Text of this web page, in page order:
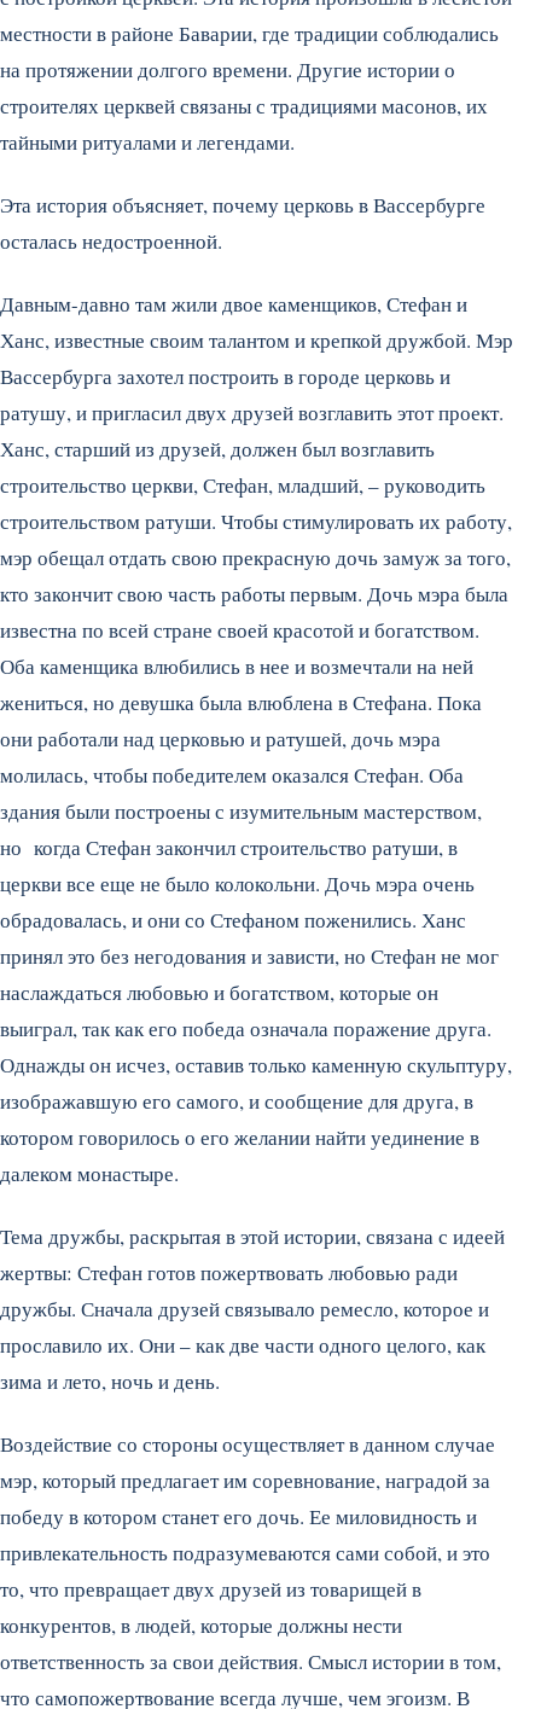
местности в районе Баварии, где традиции соблюдались
на протяжении долгого времени. Другие истории о
строителях церквей связаны с тради­циями масонов, их
тайными ритуала­ми и легендами.
Эта история объясняет, почему церковь в Вассербурге
осталась недостро­енной.
Давным-давно там жи­ли двое каменщиков, Стефан и
Ханс, известные своим талантом и крепкой дружбой. Мэр
Вассербурга захотел построить в го­роде церковь и
ратушу, и пригласил двух друзей возглавить этот проект.
Ханс, старший из друзей, должен был возглавить
строительство церкви, Стефан, младший, – руко­водить
строительством ратуши. Чтобы стимулировать их работу,
мэр обещал отдать свою прекрасную дочь замуж за того,
кто за­кончит свою часть работы первым. Дочь мэра была
известна по всей стране своей красотой и богатством.
Оба каменщи­ка влюбились в нее и воз­мечтали на ней
жениться, но девушка была влюблена в Стефана. Пока
они работали над церковью и ратушей, дочь мэра
молилась, чтобы по­бедителем оказался Стефан. Оба
здания были по­строены с изумительным мастерством,
но когда Сте­фан закончил строительст­во ратуши, в
церкви все еще не было колокольни. Дочь мэра очень
обрадова­лась, и они со Стефаном поженились. Ханс
принял это без него­дования и зависти, но Сте­фан не мог
наслаждаться любовью и богатством, ко­торые он
выиграл, так как его победа означала поражение друга.
Однажды он исчез, оста­вив только каменную скульптуру,
изображавшую его самого, и сообщение для друга, в
котором гово­рилось о его желании най­ти уединение в
далеком монастыре.
Тема дружбы, раскрытая в этой истории, связана с идеей
жертвы: Стефан готов пожертвовать любо­вью ради
дружбы. Снача­ла друзей связывало ремесло, которое и
про­славило их. Они – как две части одного целого, как
зима и лето, ночь и день.
Воздействие со стороны осуществляет в данном слу­чае
мэр, который предлага­ет им соревнование, награ­дой за
победу в котором станет его дочь. Ее мило­видность и
привлекатель­ность подразумеваются сами собой, и это
то, что пре­вращает двух друзей из то­варищей в
конкурентов, в людей, которые должны нести
ответственность за свои действия. Смысл истории в том,
что самопожертвование всегда лучше, чем эгоизм. В